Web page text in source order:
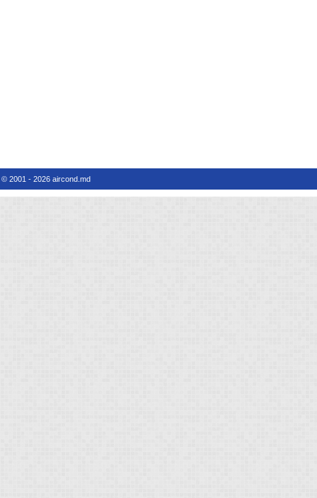
© 2001 - 2026 aircond.md